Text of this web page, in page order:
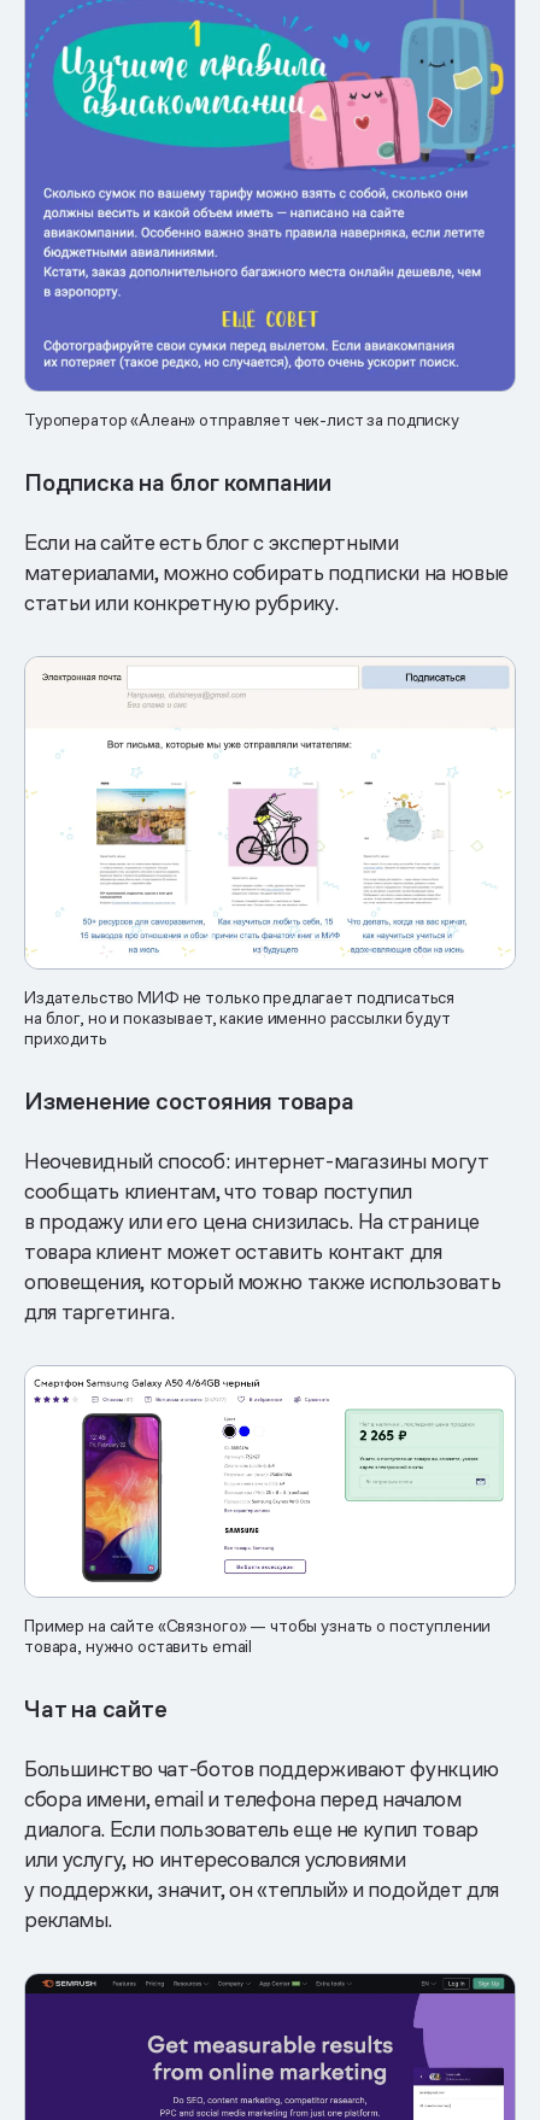
Туроператор «Алеан» отправляет чек-лист за подписку
Подписка на блог компании
Если на сайте есть блог c экспертными
материалами, можно собирать подписки на новые
статьи или конкретную рубрику.
Издательство МИФ не только предлагает подписаться
на блог, но и показывает, какие именно рассылки будут
приходить
Изменение состояния товара
Неочевидный способ: интернет-магазины могут
сообщать клиентам, что товар поступил
в продажу или его цена снизилась. На странице
товара клиент может оставить контакт для
оповещения, который можно также использовать
для таргетинга.
Пример на сайте «Связного» — чтобы узнать о поступлении
товара, нужно оставить email
Чат на сайте
Большинство чат-ботов поддерживают функцию
сбора имени, email и телефона перед началом
диалога. Если пользователь еще не купил товар
или услугу, но интересовался условиями
у поддержки, значит, он «теплый» и подойдет для
рекламы.